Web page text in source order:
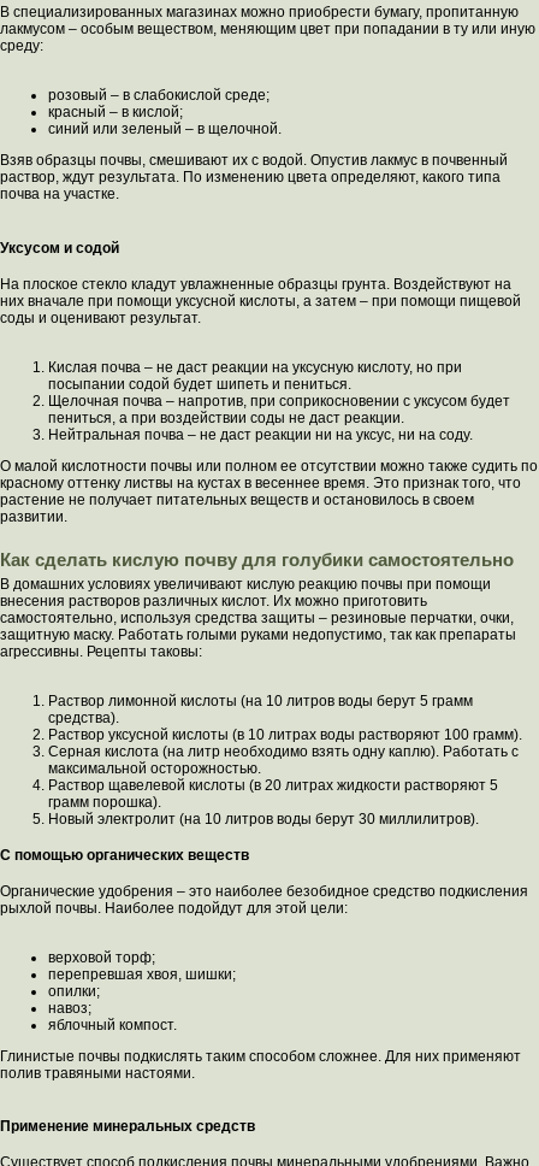
В специализированных магазинах можно приобрести бумагу, пропитанную
лакмусом – особым веществом, меняющим цвет при попадании в ту или иную
среду:
розовый – в слабокислой среде;
красный – в кислой;
синий или зеленый – в щелочной.
Взяв образцы почвы, смешивают их с водой. Опустив лакмус в почвенный
раствор, ждут результата. По изменению цвета определяют, какого типа
почва на участке.
Уксусом и содой
На плоское стекло кладут увлажненные образцы грунта. Воздействуют на
них вначале при помощи уксусной кислоты, а затем – при помощи пищевой
соды и оценивают результат.
Кислая почва – не даст реакции на уксусную кислоту, но при
посыпании содой будет шипеть и пениться.
Щелочная почва – напротив, при соприкосновении с уксусом будет
пениться, а при воздействии соды не даст реакции.
Нейтральная почва – не даст реакции ни на уксус, ни на соду.
О малой кислотности почвы или полном ее отсутствии можно также судить по
красному оттенку листвы на кустах в весеннее время. Это признак того, что
растение не получает питательных веществ и остановилось в своем
развитии.
Как сделать кислую почву для голубики самостоятельно
В домашних условиях увеличивают кислую реакцию почвы при помощи
внесения растворов различных кислот. Их можно приготовить
самостоятельно, используя средства защиты – резиновые перчатки, очки,
защитную маску. Работать голыми руками недопустимо, так как препараты
агрессивны. Рецепты таковы:
Раствор лимонной кислоты (на 10 литров воды берут 5 грамм
средства).
Раствор уксусной кислоты (в 10 литрах воды растворяют 100 грамм).
Серная кислота (на литр необходимо взять одну каплю). Работать с
максимальной осторожностью.
Раствор щавелевой кислоты (в 20 литрах жидкости растворяют 5
грамм порошка).
Новый электролит (на 10 литров воды берут 30 миллилитров).
С помощью органических веществ
Органические удобрения – это наиболее безобидное средство подкисления
рыхлой почвы. Наиболее подойдут для этой цели:
верховой торф;
перепревшая хвоя, шишки;
опилки;
навоз;
яблочный компост.
Глинистые почвы подкислять таким способом сложнее. Для них применяют
полив травяными настоями.
Применение минеральных средств